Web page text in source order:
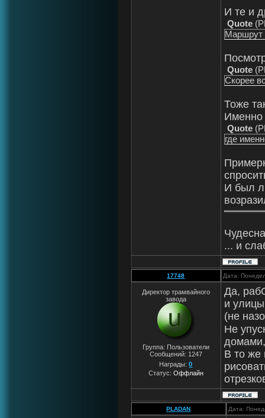
И те и
Quote (
Маршрут
Quote (
Скорее
Тоже
Именно
Quote (
где
И был
... и
17748 Дата:
Директор трамвайного
завода
Группа: Пользователи
Сообщений: 1247
Награды:0
Статус: Оффлайн
Да,
и улицы
(не
Не
В то же
PLADAN Дата: